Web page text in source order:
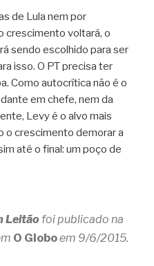
de Lula nem por
crescimento voltará, o
sendo escolhido para ser
isso. O PT precisa ter
Como autocrítica não é o
em chefe, nem da
Levy é o alvo mais
o crescimento demorar a
até o final: um poço de
Leitão foi publicado na
O Globoem 9/6/2015.